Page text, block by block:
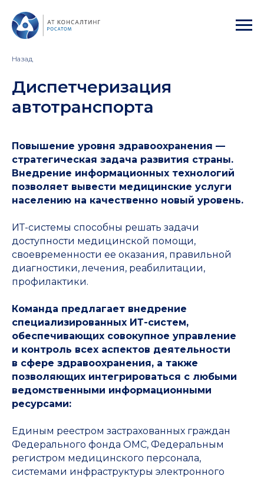
Назад
Диспетчеризация
автотранспорта
Повышение уровня здравоохранения —
стратегическая задача развития страны.
Внедрение информационных технологий
позволяет вывести медицинские услуги
населению на качественно новый уровень.
ИТ-системы способны решать задачи
доступности медицинской помощи,
своевременности ее оказания, правильной
диагностики, лечения, реабилитации,
профилактики.
Команда предлагает внедрение
специализированных ИТ-систем,
обеспечивающих совокупное управление
и контроль всех аспектов деятельности
в сфере здравоохранения, а также
позволяющих интегрироваться с любыми
ведомственными информационными
ресурсами:
Единым реестром застрахованных граждан
Федерального фонда ОМС, Федеральным
регистром медицинского персонала,
системами инфраструктуры электронного